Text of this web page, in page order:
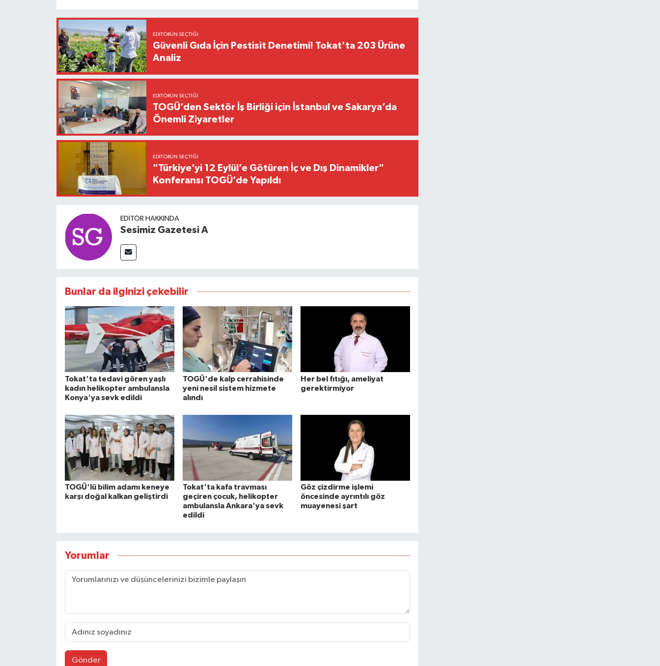
EDITÖRÜN SEÇTIĞI
Güvenli Gıda İçin Pestisit Denetimi! Tokat'ta 203 Ürüne
Analiz
EDITÖRÜN SEÇTIĞI
TOGÜ’den Sektör İş Birliği için İstanbul ve Sakarya’da
Önemli Ziyaretler
EDITÖRÜN SEÇTIĞI
"Türkiye’yi 12 Eylül’e Götüren İç ve Dış Dinamikler"
Konferansı TOGÜ’de Yapıldı
EDITÖR HAKKINDA
Sesimiz Gazetesi A
Bunlar da ilginizi çekebilir
Tokat'ta tedavi gören yaşlı
kadın helikopter ambulansla
Konya'ya sevk edildi
TOGÜ'de kalp cerrahisinde
yeni nesil sistem hizmete
alındı
Her bel fıtığı, ameliyat
gerektirmiyor
TOGÜ'lü bilim adamı keneye
karşı doğal kalkan geliştirdi
Tokat'ta kafa travması
geçiren çocuk, helikopter
ambulansla Ankara'ya sevk
edildi
Göz çizdirme işlemi
öncesinde ayrıntılı göz
muayenesi şart
Yorumlar
Gönder